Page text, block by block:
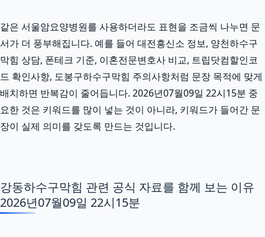
같은 서울암요양병원를 사용하더라도 표현을 조금씩 나누면 문
서가 더 풍부해집니다. 예를 들어 대전흥신소 정보, 양천하수구
막힘 상담, 폰테크 기준, 이혼전문변호사 비교, 트립닷컴할인코
드 확인사항, 도봉구하수구막힘 주의사항처럼 문장 목적에 맞게
배치하면 반복감이 줄어듭니다. 2026년07월09일 22시15분 중
요한 것은 키워드를 많이 넣는 것이 아니라, 키워드가 들어간 문
장이 실제 의미를 갖도록 만드는 것입니다.
강동하수구막힘 관련 공식 자료를 함께 보는 이유
2026년07월09일 22시15분